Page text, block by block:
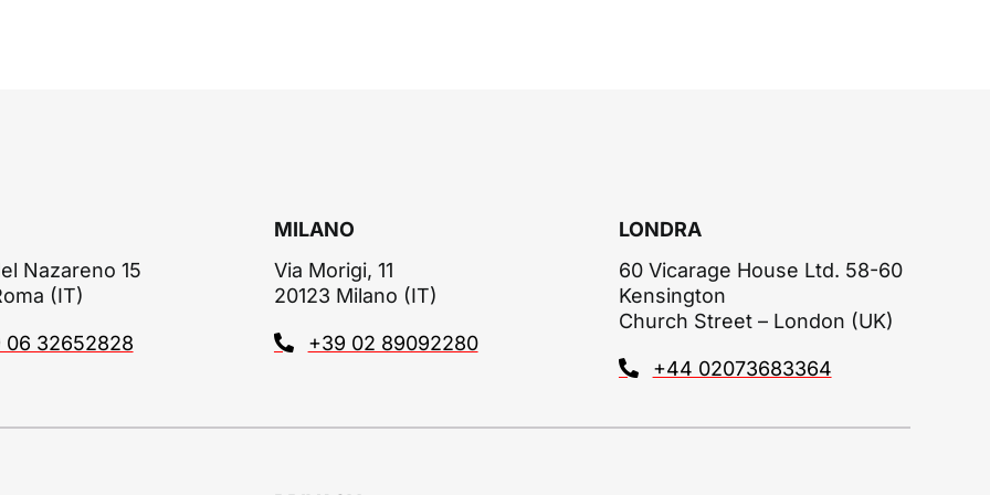
Nazareno 15
(IT)
06 32652828
MILANO
Via Morigi, 11
20123 Milano (IT)
+39 02 89092280
LONDRA
60 Vicarage House Ltd. 58-60
Kensington
Church Street – London (UK)
+44 02073683364